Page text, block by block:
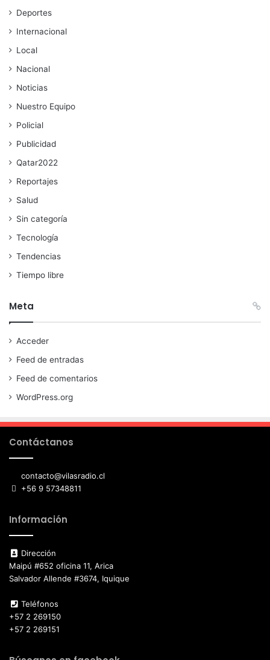
Deportes
Internacional
Local
Nacional
Noticias
Nuestro Equipo
Policial
Publicidad
Qatar2022
Reportajes
Salud
Sin categoría
Tecnología
Tendencias
Tiempo libre
Meta
Acceder
Feed de entradas
Feed de comentarios
WordPress.org
Contáctanos
contacto@vilasradio.cl
+56 9 57348811
Información
Dirección
Maipú #652 oficina 11, Arica
Salvador Allende #3674, Iquique
Teléfonos
+57 2 269150
+57 2 269151